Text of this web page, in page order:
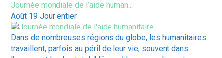
Journée mondiale de l’aide human...
Août 19Jour entier
Dans de nombreuses régions du globe, les humanitaires
travaillent, parfois au péril de leur vie, souvent dans